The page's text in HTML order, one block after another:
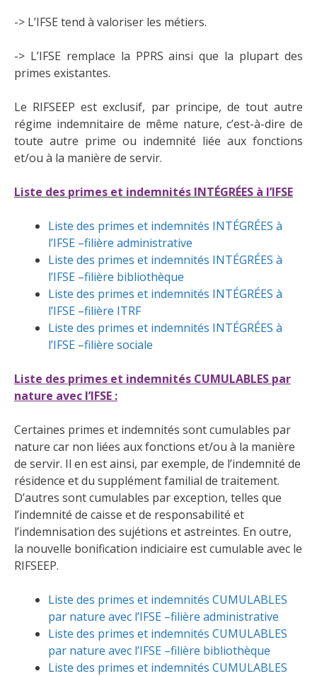
-> L’IFSE tend à valoriser les métiers.
-> L’IFSE remplace la PPRS ainsi que la plupart des
primes existantes.
Le RIFSEEP est exclusif, par principe, de tout autre
régime indemnitaire de même nature, c’est-à-dire de
toute autre prime ou indemnité liée aux fonctions
et/ou à la manière de servir.
Liste des primes et indemnités INTÉGRÉES à l’IFSE
Liste des primes et indemnités INTÉGRÉES à
l’IFSE –filière administrative
Liste des primes et indemnités INTÉGRÉES à
l’IFSE –filière bibliothèque
Liste des primes et indemnités INTÉGRÉES à
l’IFSE –filière ITRF
Liste des primes et indemnités INTÉGRÉES à
l’IFSE –filière sociale
Liste des primes et indemnités CUMULABLES par
nature avec l’IFSE :
Certaines primes et indemnités sont cumulables par
nature car non liées aux fonctions et/ou à la manière
de servir. Il en est ainsi, par exemple, de l’indemnité de
résidence et du supplément familial de traitement.
D’autres sont cumulables par exception, telles que
l’indemnité de caisse et de responsabilité et
l’indemnisation des sujétions et astreintes. En outre,
la nouvelle bonification indiciaire est cumulable avec le
RIFSEEP.
Liste des primes et indemnités CUMULABLES
par nature avec l’IFSE –filière administrative
Liste des primes et indemnités CUMULABLES
par nature avec l’IFSE –filière bibliothèque
Liste des primes et indemnités CUMULABLES